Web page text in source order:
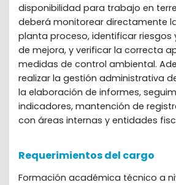
disponibilidad para trabajo en
deberá monitorear directamente
planta proceso, identificar riesgos
de mejora, y verificar la correcta
medidas de control ambiental.
realizar la gestión administrativa
la elaboración de informes,
indicadores, mantención de
con áreas internas y entidades
Requerimientos del cargo
Formación académica técnico a